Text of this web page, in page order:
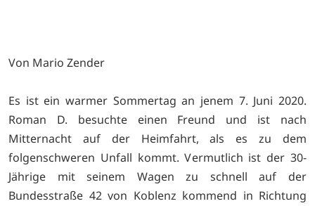
Von Mario Zender
Es ist ein warmer Sommertag an jenem 7. Juni 2020.
Roman D. besuchte einen Freund und ist nach
Mitternacht auf der Heimfahrt, als es zu dem
folgenschweren Unfall kommt. Vermutlich ist der 30-
Jährige mit seinem Wagen zu schnell auf der
Bundesstraße 42 von Koblenz kommend in Richtung